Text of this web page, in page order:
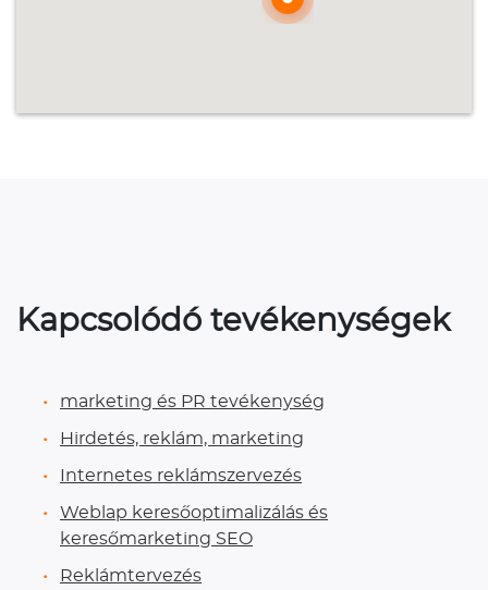
Kapcsolódó tevékenységek
marketing és PR tevékenység
Hirdetés, reklám, marketing
Internetes reklámszervezés
Weblap keresőoptimalizálás és
keresőmarketing SEO
Reklámtervezés